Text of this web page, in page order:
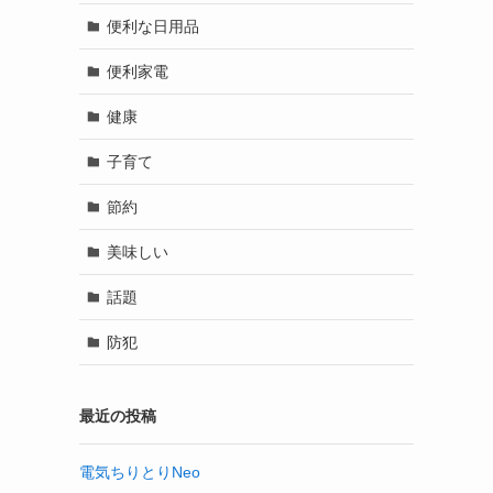
便利な日用品
便利家電
健康
子育て
節約
美味しい
話題
防犯
最近の投稿
電気ちりとりNeo